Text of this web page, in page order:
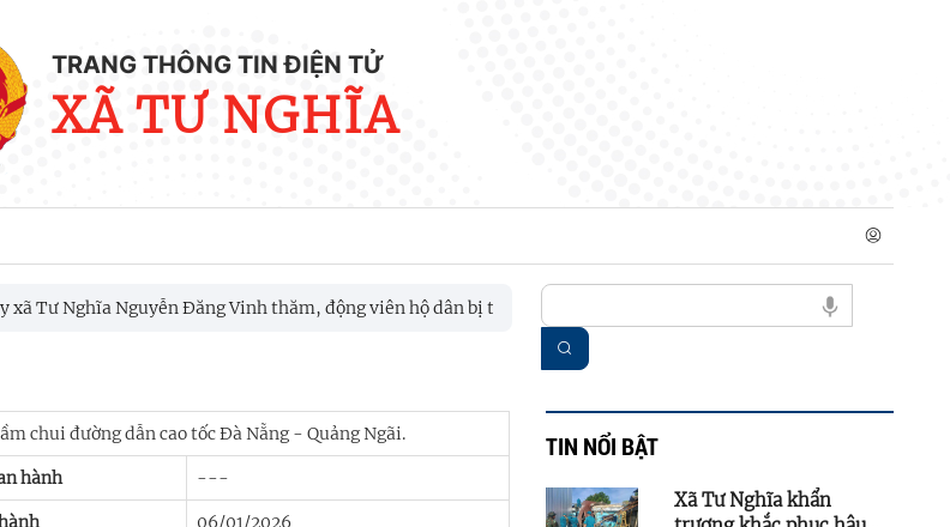
TRANG THÔNG TIN ĐIỆN TỬ
XÃ TƯ NGHĨA
Tư Nghĩa Nguyễn Đăng Vinh thăm, động viên hộ dân bị tốc mái nhà do mưa lớn
Xã Tư Nghĩa họp bàn triển
chui đường dẫn cao tốc Đà Nẵng - Quảng Ngãi.
hành ---
06/01/2026
TIN NỔI BẬT
Xã Tư Nghĩa khẩn